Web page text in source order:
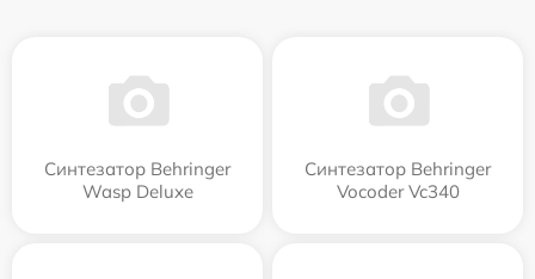
Синтезатор Behringer
Wasp Deluxe
Синтезатор Behringer
Vocoder Vc340